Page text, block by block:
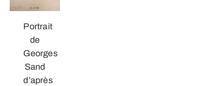
Portrait
de
Georges
Sand
d’après